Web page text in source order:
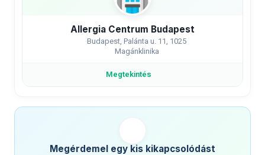
Allergia Centrum Budapest
Budapest, Palánta u. 11, 1025
Magánklinika
Megtekintés
Megérdemel egy kis kikapcsolódást